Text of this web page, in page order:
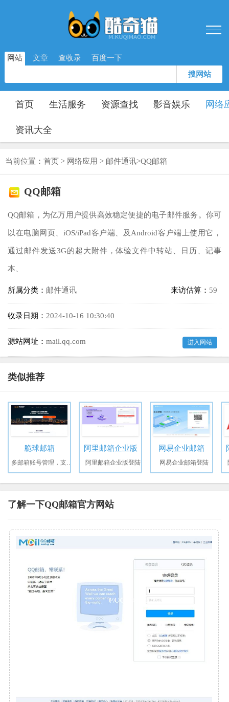
网站 文章 查收录 百度一下
搜网站
首页 生活服务 资源查找 影音娱乐 网络
资讯大全
当前位置： 首页 > 网络应用 > 邮件通讯>QQ邮箱
QQ邮箱
QQ邮箱，为亿万用户提供高效稳定便捷的电子邮件服务。你可
以在电脑网页、iOS/iPad客户端、及Android客户端上使用它，
通过邮件发送3G的超大附件，体验文件中转站、日历、记事
本、
所属分类： 邮件通讯 来访估算： 59
收录日期： 2024-10-16 10:30:40
源站网址： mail.qq.com 进入网站
类似推荐
脆球邮箱 阿里邮箱企业版
阿里邮箱企业版登陆
网易企业邮箱
网易企业邮箱登陆
了解一下QQ邮箱官方网站